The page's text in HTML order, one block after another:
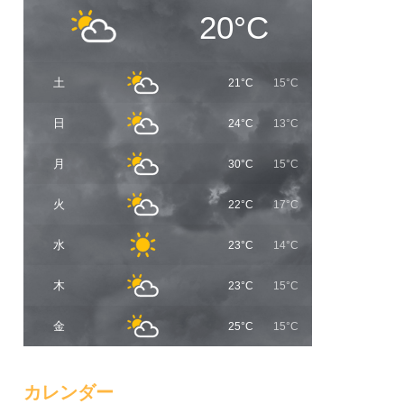
20°C
土 21°C 15°C
日 24°C 13°C
月 30°C 15°C
火 22°C 17°C
水 23°C 14°C
木 23°C 15°C
金 25°C 15°C
カレンダー